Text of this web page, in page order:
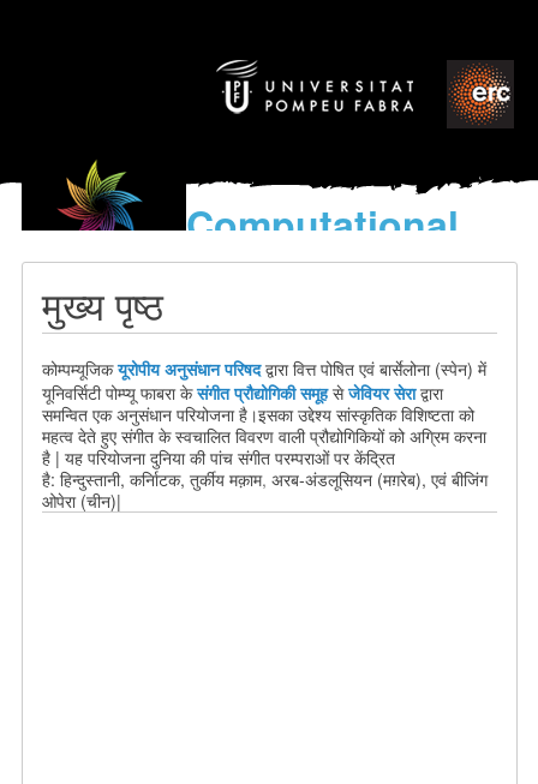
Computational
models
मुख्य पृष्ठ
कोम्पम्यूजिकयूरोपीय अनुसंधान परिषदद्वारा वित्त पोषित एवंबार्सेलोना (स्पेन) में
यूनिवर्सिटी पोम्प्यू फाबरा के संगीत प्रौद्योगिकी समूह से जेवियर सेरा द्वारा
समन्वित एकअनुसंधान परियोजना है।इसका उद्देश्य सांस्कृतिक विशिष्टता को
महत्व देते हुए संगीत के स्वचालित विवरण वाली प्रौद्योगिकियों को अग्रिम करना
है | यह परियोजना दुनिया की पांच संगीत परम्पराओं पर केंद्रित
है: हिन्दुस्तानी, कर्नािटक, तुर्कीय मक़ाम, अरब-अंडलूसियन (मग़रेब), एवं बीजिंग
ओपेरा (चीन)|